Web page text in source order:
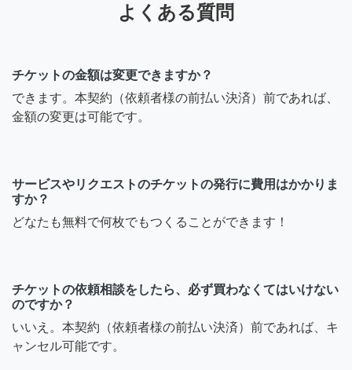
よくある質問
チケットの金額は変更できますか？
できます。本契約（依頼者様の前払い決済）前であれば、
金額の変更は可能です。
サービスやリクエストのチケットの発行に費用はかかりま
すか？
どなたも無料で何枚でもつくることができます！
チケットの依頼相談をしたら、必ず買わなくてはいけない
のですか？
いいえ。本契約（依頼者様の前払い決済）前であれば、キ
ャンセル可能です。